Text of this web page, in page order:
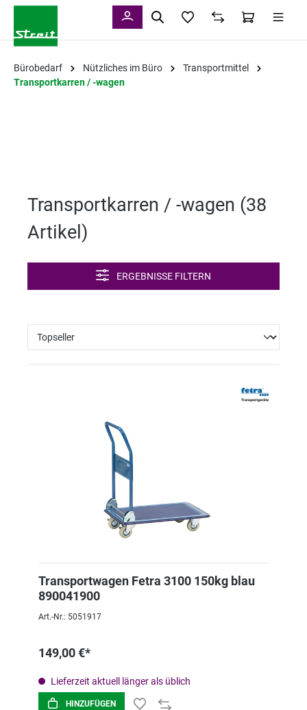
Bürobedarf Nützliches im Büro
Transportmittel
Transportkarren / -wagen
Transportkarren / -wagen (38
Artikel )
ERGEBNISSE FILTERN
Transportwagen Fetra 3100 150kg blau
890041900
Art.-Nr.: 5051917
149,00 €*
Lieferzeit aktuell länger als üblich
HINZUFÜGEN